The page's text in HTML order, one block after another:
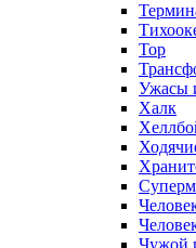
Тор
Ужасы
Халк